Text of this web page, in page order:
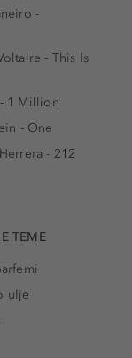
-
- This Is
1 Million
- One
- 212
TEME
ulje